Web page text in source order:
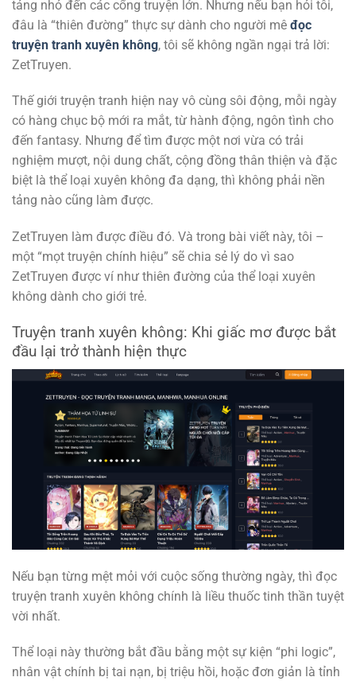
tảng nhỏ đến các cổng truyện lớn. Nhưng nếu bạn hỏi tôi,
đâu là “thiên đường” thực sự dành cho người mê đọc
truyện tranh xuyên không, tôi sẽ không ngần ngại trả lời:
ZetTruyen.
Thế giới truyện tranh hiện nay vô cùng sôi động, mỗi ngày
có hàng chục bộ mới ra mắt, từ hành động, ngôn tình cho
đến fantasy. Nhưng để tìm được một nơi vừa có trải
nghiệm mượt, nội dung chất, cộng đồng thân thiện và đặc
biệt là thể loại xuyên không đa dạng, thì không phải nền
tảng nào cũng làm được.
ZetTruyen làm được điều đó. Và trong bài viết này, tôi –
một “mọt truyện chính hiệu” sẽ chia sẻ lý do vì sao
ZetTruyen được ví như thiên đường của thể loại xuyên
không dành cho giới trẻ.
Truyện tranh xuyên không: Khi giấc mơ được bắt
đầu lại trở thành hiện thực
Nếu bạn từng mệt mỏi với cuộc sống thường ngày, thì đọc
truyện tranh xuyên không chính là liều thuốc tinh thần tuyệt
vời nhất.
Thể loại này thường bắt đầu bằng một sự kiện “phi logic”,
nhân vật chính bị tai nạn, bị triệu hồi, hoặc đơn giản là tỉnh